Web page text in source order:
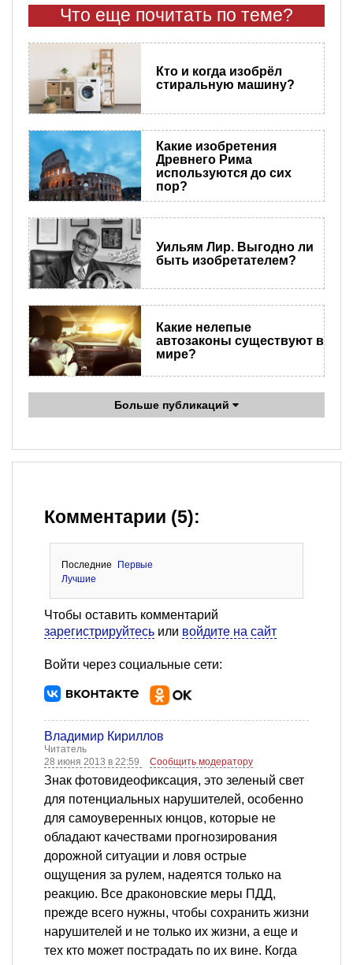
Что еще почитать по теме?
Кто и когда изобрёл
стиральную машину?
Какие изобретения
Древнего Рима
используются до сих
пор?
Уильям Лир. Выгодно ли
быть изобретателем?
​Какие нелепые
автозаконы существуют в
мире?
Больше публикаций
Комментарии (5):
Последние
Первые
Лучшие
Чтобы оставить комментарий
зарегистрируйтесь или войдите на сайт
Войти через социальные сети:
Владимир Кириллов
Читатель
28 июня 2013 в 22:59
Сообщить модератору
Знак фотовидеофиксация, это зеленый свет
для потенциальных нарушителей, особенно
для самоуверенных юнцов, которые не
обладают качествами прогнозирования
дорожной ситуации и ловя острые
ощущения за рулем, надеятся только на
реакцию. Все драконовские меры ПДД,
прежде всего нужны, чтобы сохранить жизни
нарушителей и не только их жизни, а еще и
тех кто может пострадать по их вине. Когда